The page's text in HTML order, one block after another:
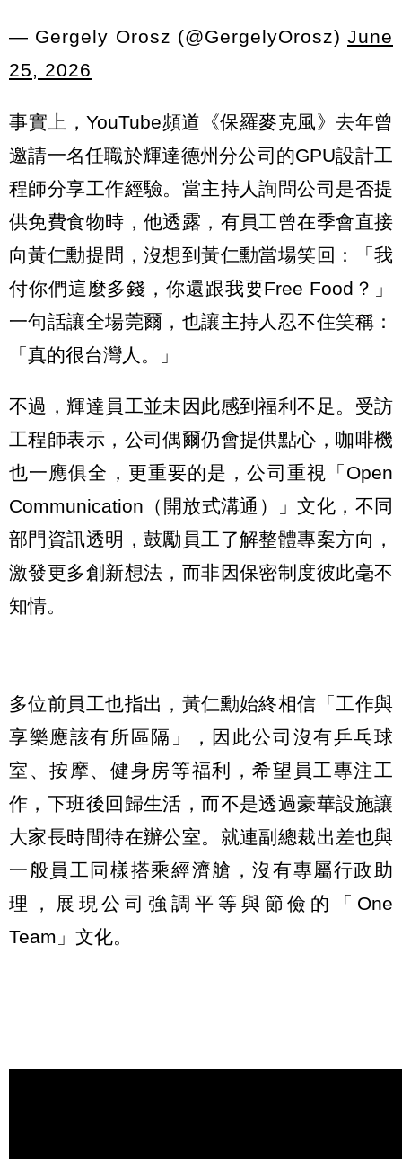
— Gergely Orosz (@GergelyOrosz) June
25, 2026
事實上，YouTube頻道《保羅麥克風》去年曾
邀請一名任職於輝達德州分公司的GPU設計工
程師分享工作經驗。當主持人詢問公司是否提
供免費食物時，他透露，有員工曾在季會直接
向黃仁勳提問，沒想到黃仁勳當場笑回：「我
付你們這麼多錢，你還跟我要Free Food？」
一句話讓全場莞爾，也讓主持人忍不住笑稱：
「真的很台灣人。」
不過，輝達員工並未因此感到福利不足。受訪
工程師表示，公司偶爾仍會提供點心，咖啡機
也一應俱全，更重要的是，公司重視「Open
Communication（開放式溝通）」文化，不同
部門資訊透明，鼓勵員工了解整體專案方向，
激發更多創新想法，而非因保密制度彼此毫不
知情。
多位前員工也指出，黃仁勳始終相信「工作與
享樂應該有所區隔」，因此公司沒有乒乓球
室、按摩、健身房等福利，希望員工專注工
作，下班後回歸生活，而不是透過豪華設施讓
大家長時間待在辦公室。就連副總裁出差也與
一般員工同樣搭乘經濟艙，沒有專屬行政助
理，展現公司強調平等與節儉的「One
Team」文化。